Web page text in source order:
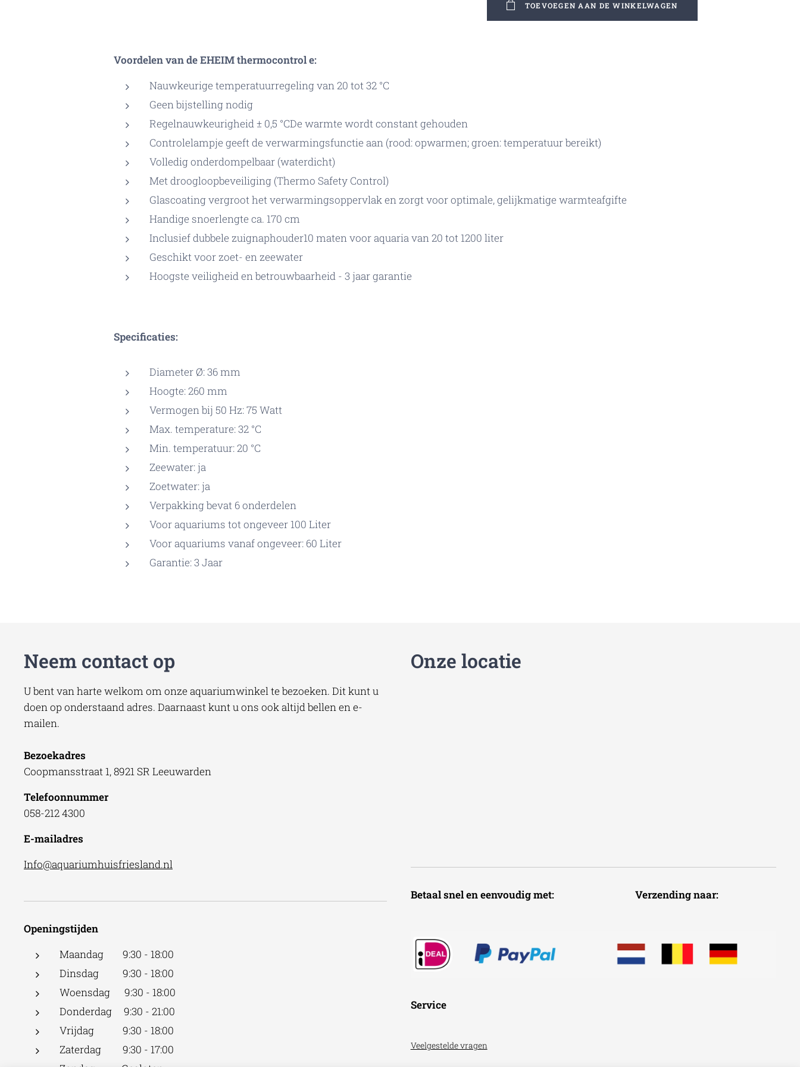
TOEVOEGEN AAN DE WINKELWAGEN
Voordelen van de EHEIM thermocontrol e:
Nauwkeurige temperatuurregeling van 20 tot 32 °C
Geen bijstelling nodig
Regelnauwkeurigheid ± 0,5 °CDe warmte wordt constant gehouden
Controlelampje geeft de verwarmingsfunctie aan (rood: opwarmen; groen: temperatuur bereikt)
Volledig onderdompelbaar (waterdicht)
Met droogloopbeveiliging (Thermo Safety Control)
Glascoating vergroot het verwarmingsoppervlak en zorgt voor optimale, gelijkmatige warmteafgifte
Handige snoerlengte ca. 170 cm
Inclusief dubbele zuignaphouder10 maten voor aquaria van 20 tot 1200 liter
Geschikt voor zoet- en zeewater
Hoogste veiligheid en betrouwbaarheid - 3 jaar garantie
Specificaties:
Diameter Ø: 36 mm
Hoogte: 260 mm
Vermogen bij 50 Hz: 75 Watt
Max. temperature: 32 °C
Min. temperatuur: 20 °C
Zeewater: ja
Zoetwater: ja
Verpakking bevat 6 onderdelen
Voor aquariums tot ongeveer 100 Liter
Voor aquariums vanaf ongeveer: 60 Liter
Garantie: 3 Jaar
Neem contact op
U bent van harte welkom om onze aquariumwinkel te bezoeken. Dit kunt u
doen op onderstaand adres. Daarnaast kunt u ons ook altijd bellen en e-
mailen.
Bezoekadres
Coopmansstraat 1, 8921 SR Leeuwarden
Telefoonnummer
058-212 4300
E-mailadres
Info@aquariumhuisfriesland.nl
Openingstijden
Maandag 9:30 - 18:00
Dinsdag 9:30 - 18:00
Woensdag 9:30 - 18:00
Donderdag 9:30 - 21:00
Vrijdag 9:30 - 18:00
Zaterdag 9:30 - 17:00
Onze locatie
Betaal snel en eenvoudig met: Verzending naar:
Service
Veelgestelde vragen